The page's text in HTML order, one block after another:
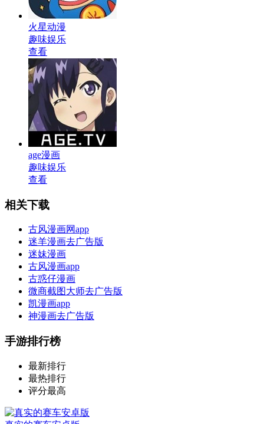
火星动漫
趣味娱乐
查看
age漫画
趣味娱乐
查看
相关下载
古风漫画网app
迷羊漫画去广告版
迷妹漫画
古风漫画app
古惑仔漫画
微商截图大师去广告版
凯漫画app
神漫画去广告版
手游排行榜
最新排行
最热排行
评分最高